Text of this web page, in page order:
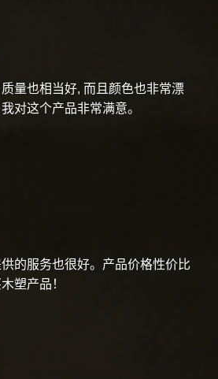
量也相当好, 而且颜色也非常漂
对这个产品非常满意。
的服务也很好。产品价格性价比
塑产品！